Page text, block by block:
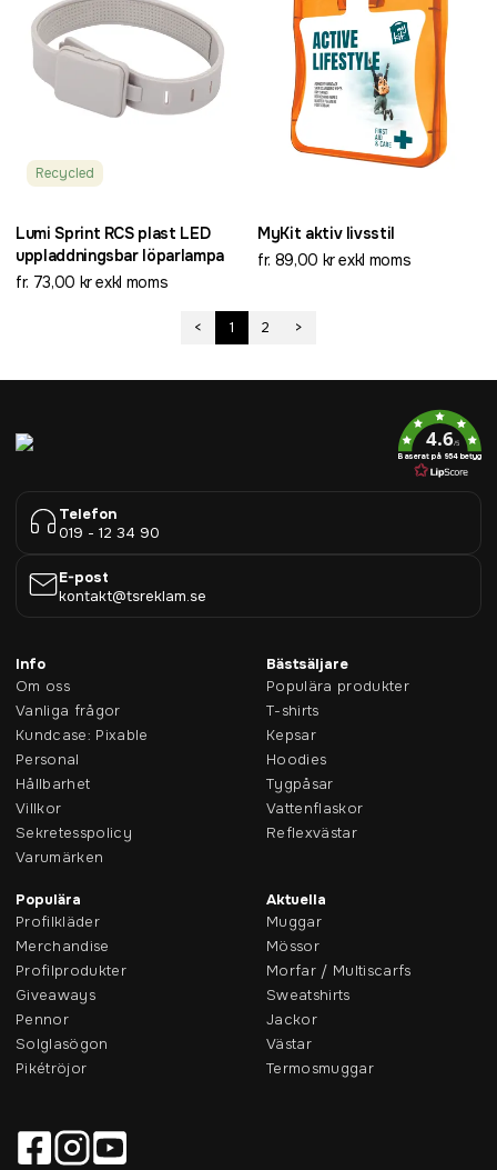
Recycled
Lumi Sprint RCS plast LED
uppladdningsbar löparlampa
fr. 73,00 kr exkl moms
MyKit aktiv livsstil
fr. 89,00 kr exkl moms
< 1 2 >
4.6/5
Baserat på 954 betyg
Telefon
019 - 12 34 90
E-post
kontakt@tsreklam.se
Info
Om oss
Vanliga frågor
Kundcase: Pixable
Personal
Hållbarhet
Villkor
Sekretesspolicy
Varumärken
Bästsäljare
Populära produkter
T-shirts
Kepsar
Hoodies
Tygpåsar
Vattenflaskor
Reflexvästar
Populära
Profilkläder
Merchandise
Profilprodukter
Giveaways
Pennor
Solglasögon
Pikétröjor
Aktuella
Muggar
Mössor
Morfar / Multiscarfs
Sweatshirts
Jackor
Västar
Termosmuggar